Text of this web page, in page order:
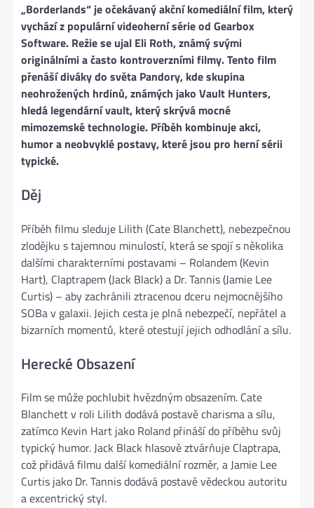
„Borderlands“ je očekávaný akční komediální film, který
vychází z populární videoherní série od Gearbox
Software. Režie se ujal Eli Roth, známý svými
originálními a často kontroverzními filmy. Tento film
přenáší diváky do světa Pandory, kde skupina
neohrožených hrdinů, známých jako Vault Hunters,
hledá legendární vault, který skrývá mocné
mimozemské technologie. Příběh kombinuje akci,
humor a neobvyklé postavy, které jsou pro herní sérii
typické.
Děj
Příběh filmu sleduje Lilith (Cate Blanchett), nebezpečnou
zlodějku s tajemnou minulostí, která se spojí s několika
dalšími charakterními postavami – Rolandem (Kevin
Hart), Claptrapem (Jack Black) a Dr. Tannis (Jamie Lee
Curtis) – aby zachránili ztracenou dceru nejmocnějšího
SOBa v galaxii. Jejich cesta je plná nebezpečí, nepřátel a
bizarních momentů, které otestují jejich odhodlání a sílu.
Herecké Obsazení
Film se může pochlubit hvězdným obsazením. Cate
Blanchett v roli Lilith dodává postavě charisma a sílu,
zatímco Kevin Hart jako Roland přináší do příběhu svůj
typický humor. Jack Black hlasově ztvárňuje Claptrapa,
což přidává filmu další komediální rozměr, a Jamie Lee
Curtis jako Dr. Tannis dodává postavě vědeckou autoritu
a excentrický styl.